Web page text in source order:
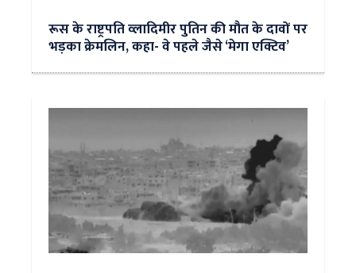
रूस के राष्ट्रपति व्लादिमीर पुतिन की मौत के दावों पर
भड़का क्रेमलिन, कहा- वे पहले जैसे ‘मेगा एक्टिव’